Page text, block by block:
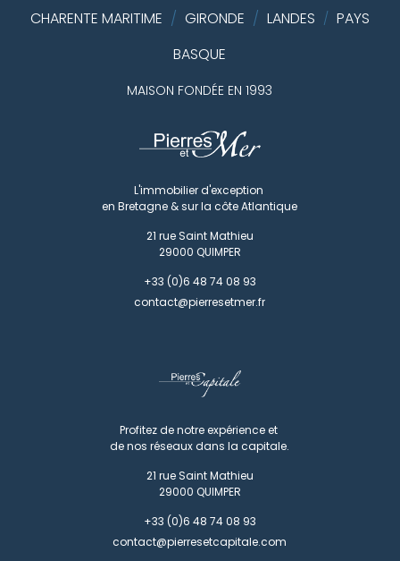
CHARENTE MARITIME / GIRONDE / LANDES / PAYS
BASQUE
MAISON FONDÉE EN 1993
L'immobilier d'exception
en Bretagne & sur la côte Atlantique
21 rue Saint Mathieu
29000 QUIMPER
+33 (0)6 48 74 08 93
contact@pierresetmer.fr
Profitez de notre expérience et
de nos réseaux dans la capitale.
21 rue Saint Mathieu
29000 QUIMPER
+33 (0)6 48 74 08 93
contact@pierresetcapitale.com